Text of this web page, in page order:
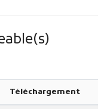
Téléchargement